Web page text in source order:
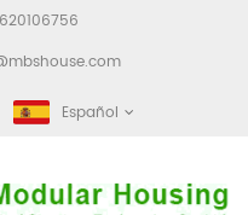
Español